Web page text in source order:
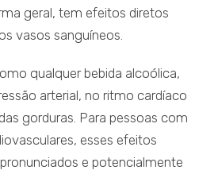
geral, tem efeitos diretos
vasos sanguíneos.
qualquer bebida alcoólica,
arterial, no ritmo cardíaco
gorduras. Para pessoas com
esses efeitos
e potencialmente